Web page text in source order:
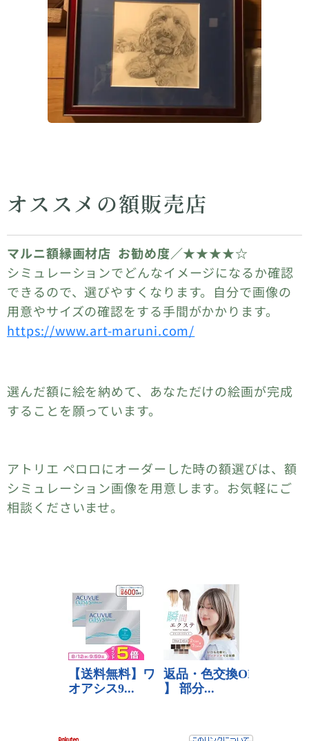
オススメの額販売店
マルニ額縁画材店 お勧め度／★★★★☆
シミュレーションでどんなイメージになるか確認
できるので、選びやすくなります。自分で画像の
用意やサイズの確認をする手間がかかります。
https://www.art-maruni.com/
選んだ額に絵を納めて、あなただけの絵画が完成
することを願っています。
アトリエ ペロロにオーダーした時の額選びは、額
シミュレーション画像を用意します。お気軽にご
相談くださいませ。